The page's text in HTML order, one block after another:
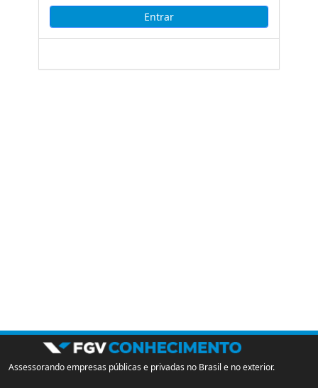
Assessorando empresas públicas e privadas no Brasil e no exterior.